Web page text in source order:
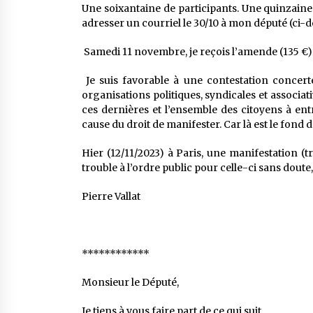
Une soixantaine de participants. Une
adresser un courriel le 30/10 à mon député (ci-
Samedi 11 novembre, je reçois l’amende (135
Je suis favorable à une contestation
organisations politiques, syndicales et
ces dernières et l’ensemble des citoyens à
cause du droit de manifester. Car là est le fond
Hier (12/11/2023) à Paris, une manifestation
trouble à l’ordre public pour celle-ci sans
Pierre Vallat
************
Monsieur le Député,